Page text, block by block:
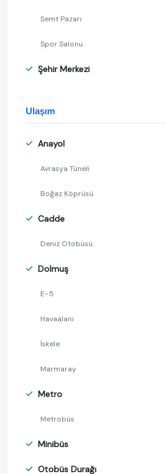
Semt Pazarı
Spor Salonu
Şehir Merkezi
Ulaşım
Anayol
Avrasya Tüneli
Boğaz Köprüsü
Cadde
Deniz Otobüsü
Dolmuş
E-5
Havaalanı
İskele
Marmaray
Metro
Metrobüs
Minibüs
Otobüs Durağı